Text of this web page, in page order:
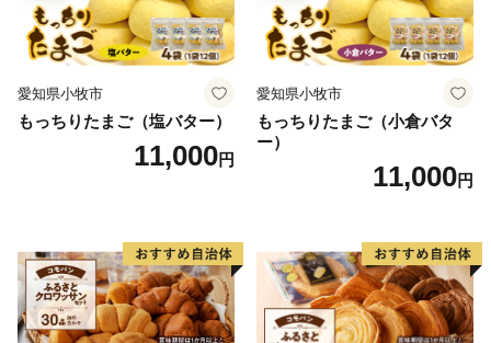
愛知県小牧市
もっちりたまご（塩バター）
11,000円
愛知県小牧市
もっちりたまご（小倉バタ
ー）
11,000円